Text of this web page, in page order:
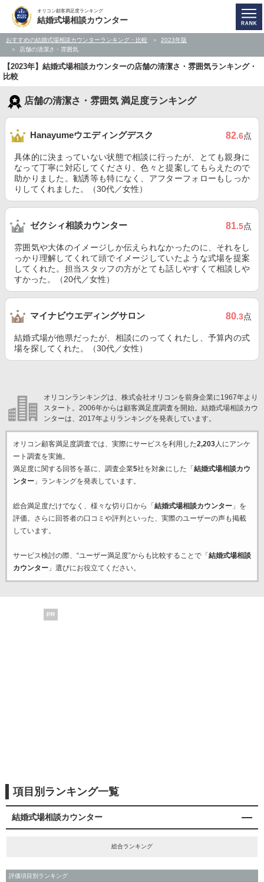
オリコン顧客満足度ランキング
結婚式場相談カウンター
おすすめの結婚式場相談カウンターランキング・比較
2023年版
店舗の清潔さ・雰囲気
【2023年】結婚式場相談カウンターの店舗の清潔さ・雰囲気ランキング・
比較
店舗の清潔さ・雰囲気 満足度ランキング
Hanayumeウエディングデスク 82.6点
具体的に決まっていない状態で相談に行ったが、とても親身に
なって丁寧に対応してくださり、色々と提案してもらえたので
助かりました。勧誘等も特になく、アフターフォローもしっか
りしてくれました。（30代／女性）
ゼクシィ相談カウンター 81.5点
雰囲気や大体のイメージしか伝えられなかったのに、それをし
っかり理解してくれて頭でイメージしていたような式場を提案
してくれた。担当スタッフの方がとても話しやすくて相談しや
すかった。（20代／女性）
マイナビウエディングサロン 80.3点
結婚式場が他県だったが、相談にのってくれたし、予算内の式
場を探してくれた。（30代／女性）
オリコンランキングは、株式会社オリコンを前身企業に1967年より
スタート。2006年からは顧客満足度調査を開始。結婚式場相談カウ
ンターは、2017年よりランキングを発表しています。
オリコン顧客満足度調査では、実際にサービスを利用した2,203人にアンケ
ート調査を実施。
満足度に関する回答を基に、調査企業5社を対象にした「 結婚式場相談カウ
ンター」ランキングを発表しています。
総合満足度だけでなく、様々な切り口から「 結婚式場相談カウンター」を
評価。さらに回答者の口コミや評判といった、実際のユーザーの声も掲載
しています。
サービス検討の際、“ユーザー満足度”からも比較することで「 結婚式場相談
カウンター」選びにお役立てください。
PR
項目別ランキング一覧
結婚式場相談カウンター
総合ランキング
評価項目別ランキング